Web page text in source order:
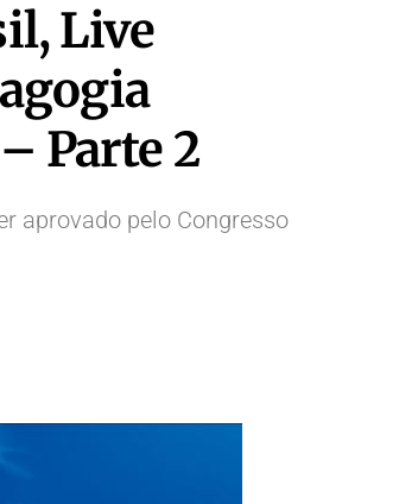
Live
Parte 2
aprovado pelo Congresso